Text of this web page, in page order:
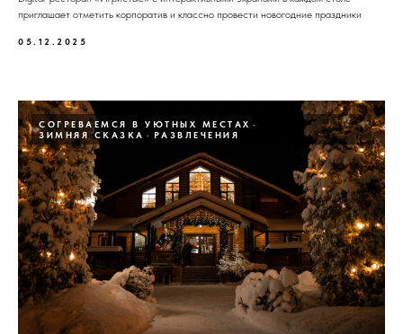
приглашает отметить корпоратив и классно провести новогодние праздники
05.12.2025
СОГРЕВАЕМСЯ В УЮТНЫХ МЕСТАХ
ЗИМНЯЯ СКАЗКА
РАЗВЛЕЧЕНИЯ